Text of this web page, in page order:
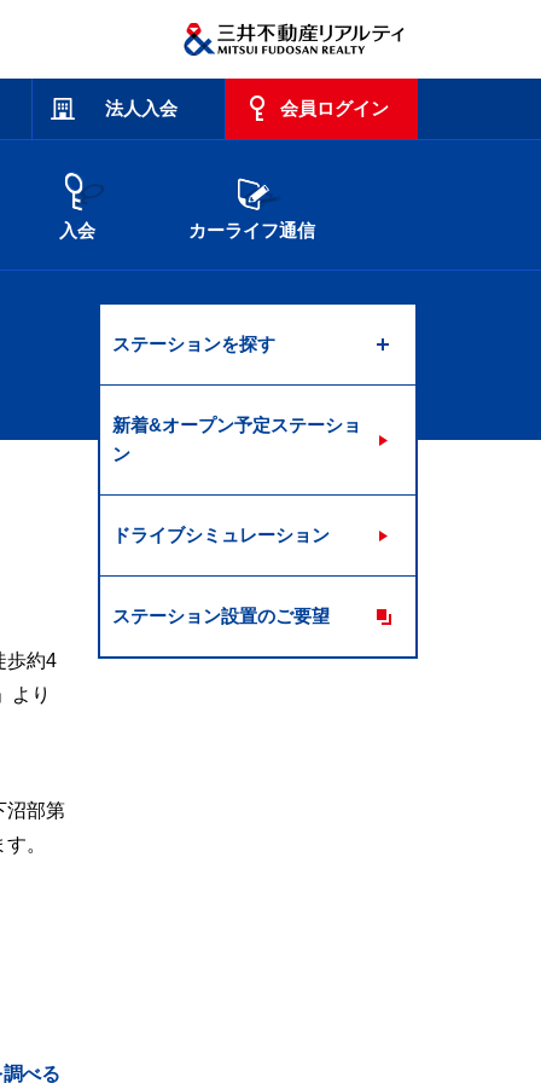
法人入会 会員ログイン
入会 カーライフ通信
歩約4
より
沼部第
。
べる
ステーションを探す
新着&オープン予定ステーショ
ン
ドライブシミュレーション
ステーション設置のご要望